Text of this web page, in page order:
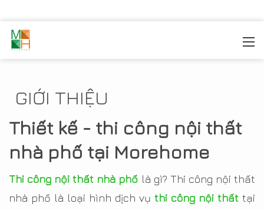
PHỐ
GIỚI THIỆU
Thiết kế - thi công nội thất
nhà phố tại Morehome
Thi công nội thất nhà phố là gì? Thi công nội thất
nhà phố là loại hình dịch vụ thi công nội thất tại